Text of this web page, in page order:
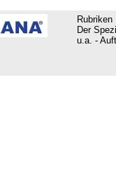
Rubriken
Der
u.a. -